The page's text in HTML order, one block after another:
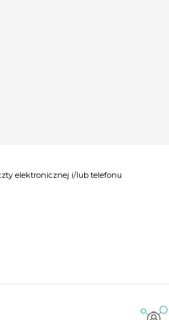
elektronicznej i/lub telefonu